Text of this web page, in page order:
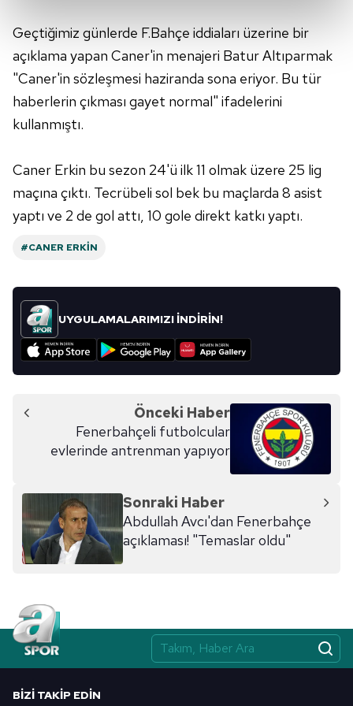
Her halükârda, kullanıcılar, bu çerezlere izin vermedikleri
takdirde, kullanıcılara hedefli reklamlar
gösterilmeyecektir."
Sizlere daha iyi bir hizmet sunabilmek için İnternet
verileriniz işlenmekte olup gerekli olan çerezler bilgi
toplumu hizmetlerinin sunulması amacıyla
kullanılmaktadır. Diğer çerezler, sitemizin daha işlevsel
reklam/pazarlama faaliyetlerinin yapılması, amaçlarıyla
Çerezlere ilişkin tercihlerinizi aşağıda yer alan panel
vasıtasıyla belirleyebilirsiniz. Çerezlere ilişkin detaylı bilgi
için Ayarlar butonuna tıklayabilir, Çerez Bilgilendirme
ziyaret edebilirsiniz.
6698 sayılı Kişisel Verilerin Korunması Kanunu uyarınca
hazırlanmış Aydınlatma Metnimizi okumak ve sitemizde
ilgili mevzuata uygun olarak kullanılan çerezlerle ilgili bilgi
Geçtiğimiz günlerde F.Bahçe iddiaları üzerine bir
açıklama yapan Caner'in menajeri Batur Altıparmak
"Caner'in sözleşmesi haziranda sona eriyor. Bu tür
haberlerin çıkması gayet normal" ifadelerini
kullanmıştı.
Caner Erkin bu sezon 24'ü ilk 11 olmak üzere 25 lig
maçına çıktı. Tecrübeli sol bek bu maçlarda 8 asist
yaptı ve 2 de gol attı, 10 gole direkt katkı yaptı.
#CANER ERKIN
UYGULAMALARIMIZI İNDİRİN!
Önceki Haber
Fenerbahçeli futbolcular
evlerinde antrenman yapıyor
Sonraki Haber
Abdullah Avcı'dan Fenerbahçe
açıklaması! "Temaslar oldu"
BIZI TAKIP EDIN